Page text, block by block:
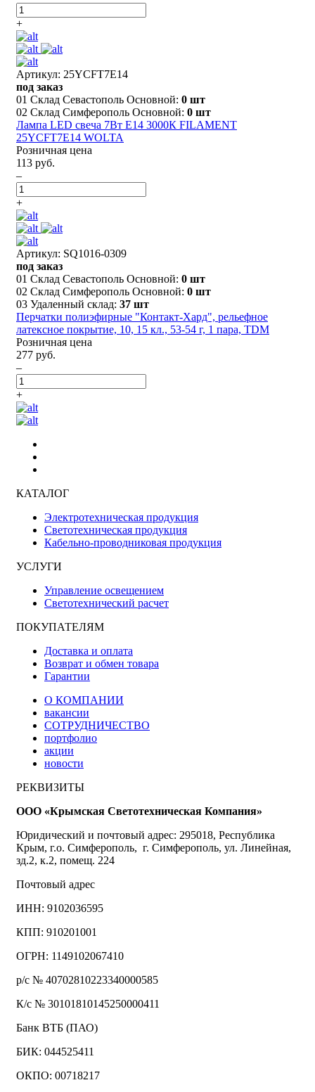
+
Артикул: 25YCFT7E14
под заказ
01 Склад Севастополь Основной: 0 шт
02 Склад Симферополь Основной: 0 шт
Лампа LED свеча 7Вт Е14 3000К FILAMENT
25YCFT7E14 WOLTA
Розничная цена
113 руб.
–
+
Артикул: SQ1016-0309
под заказ
01 Склад Севастополь Основной: 0 шт
02 Склад Симферополь Основной: 0 шт
03 Удаленный склад: 37 шт
Перчатки полиэфирные "Контакт-Хард", рельефное
латексное покрытие, 10, 15 кл., 53-54 г, 1 пара, TDM
Розничная цена
277 руб.
–
+
КАТАЛОГ
Электротехническая продукция
Светотехническая продукция
Кабельно-проводниковая продукция
УСЛУГИ
Управление освещением
Светотехнический расчет
ПОКУПАТЕЛЯМ
Доставка и оплата
Возврат и обмен товара
Гарантии
О КОМПАНИИ
вакансии
СОТРУДНИЧЕСТВО
портфолио
акции
новости
РЕКВИЗИТЫ
ООО «Крымская Светотехническая Компания»
Юридический и почтовый адрес: 295018, Республика
Крым, г.о. Симферополь, г. Симферополь, ул. Линейная,
зд.2, к.2, помещ. 224
Почтовый адрес
ИНН: 9102036595
КПП: 910201001
ОГРН: 1149102067410
р/с № 40702810223340000585
К/с № 30101810145250000411
Банк ВТБ (ПАО)
БИК: 044525411
ОКПО: 00718217